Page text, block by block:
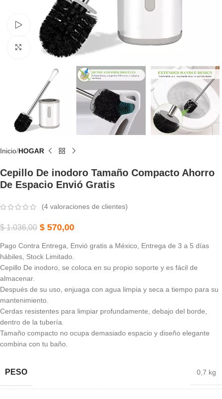
Watch video
Click to enlarge
Inicio HOGAR
Cepillo De inodoro Tamaño Compacto Ahorro
De Espacio Envió Gratis
(4 valoraciones de clientes)
$1.036,00 $ 570,00
Pago Contra Entrega, Envió gratis a México, Entrega de 3 a 5 días
hábiles, Stock Limitado.
Cepillo De inodoro, se coloca en su propio soporte y es fácil de
almacenar.
Después de su uso, enjuaga con agua limpia y seca a tiempo para su
mantenimiento.
Cerdas resistentes para limpiar profundamente, debajo del borde,
dentro de la tubería.
Tamaño compacto no ocupa demasiado espacio y diseño elegante
combina con tu baño.
PESO 0,7 kg